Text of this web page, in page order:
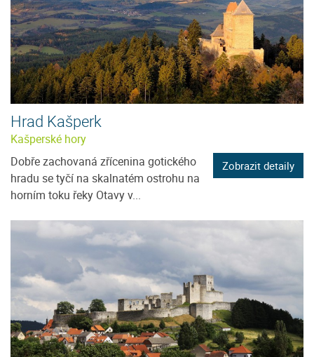
Hrad Kašperk
Kašperské hory
Dobře zachovaná zřícenina gotického
hradu se tyčí na skalnatém ostrohu na
horním toku řeky Otavy v...
Zobrazit detaily